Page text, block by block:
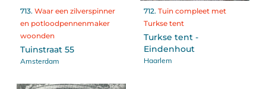
713. Waar een zilverspinner
en potloodpennenmaker
woonden
Tuinstraat 55
Amsterdam
712. Tuin compleet met
Turkse tent
Turkse tent -
Eindenhout
Haarlem